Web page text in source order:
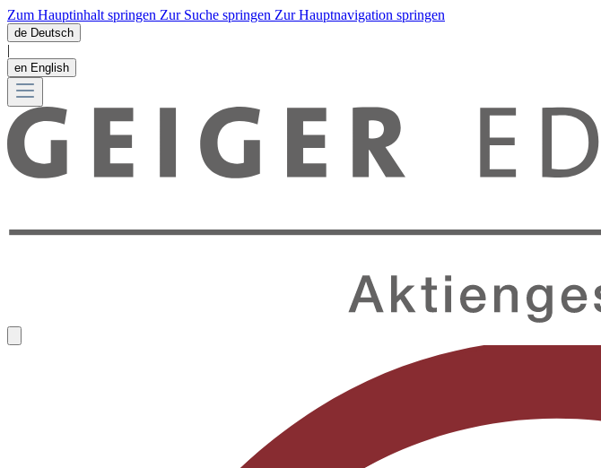
Zum Hauptinhalt springen Zur Suche springen Zur Hauptnavigation springen
de Deutsch
|
en English